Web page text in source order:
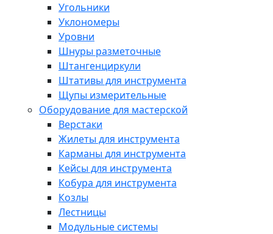
Угольники
Уклономеры
Уровни
Шнуры разметочные
Штангенциркули
Штативы для инструмента
Щупы измерительные
Оборудование для мастерской
Верстаки
Жилеты для инструмента
Карманы для инструмента
Кейсы для инструмента
Кобура для инструмента
Козлы
Лестницы
Модульные системы